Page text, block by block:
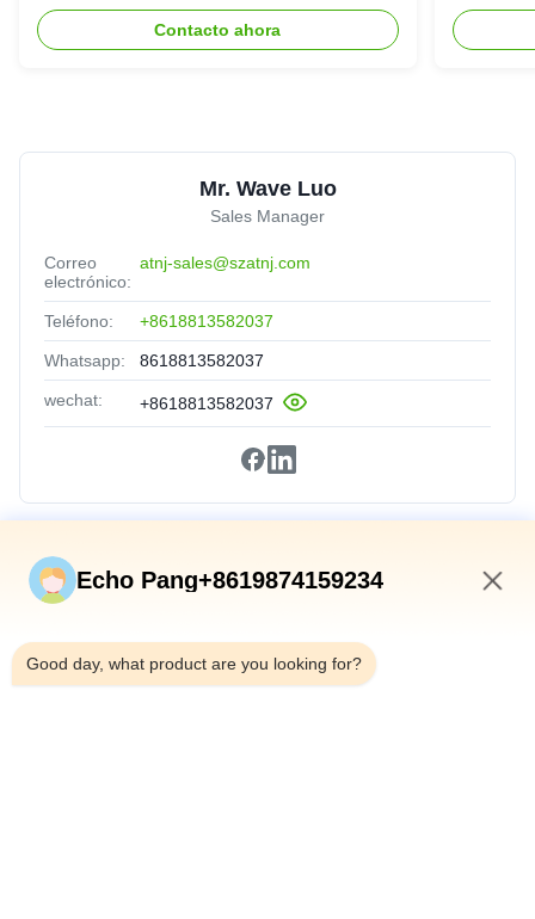
Bda Pico
Contacto ahora
DAS
Mr. Wave Luo
Sales Manager
Correo
electrónico:
atnj-sales@szatnj.com
Teléfono: +8618813582037
Whatsapp: 8618813582037
wechat: +8618813582037
Vínculos Rápidos
Productos
Sobre Nosotros
Echo Pang+8619874159234
Good day, what product are you looking for?